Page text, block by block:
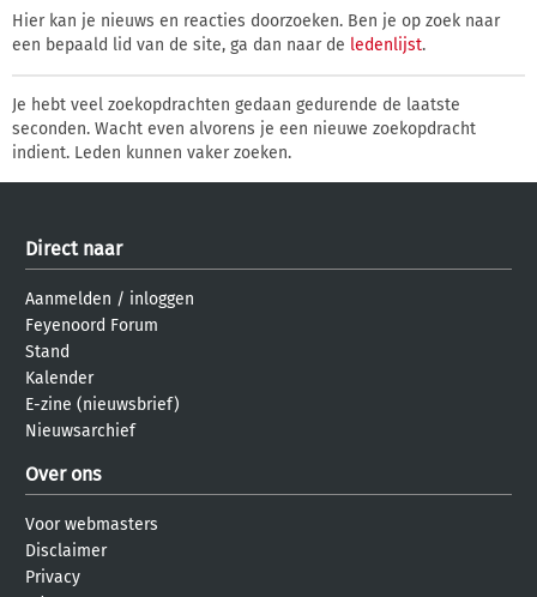
Hier kan je nieuws en reacties doorzoeken. Ben je op zoek naar
een bepaald lid van de site, ga dan naar de ledenlijst.
Je hebt veel zoekopdrachten gedaan gedurende de laatste
seconden. Wacht even alvorens je een nieuwe zoekopdracht
indient. Leden kunnen vaker zoeken.
Direct naar
Aanmelden / inloggen
Feyenoord Forum
Stand
Kalender
E-zine (nieuwsbrief)
Nieuwsarchief
Over ons
Voor webmasters
Disclaimer
Privacy